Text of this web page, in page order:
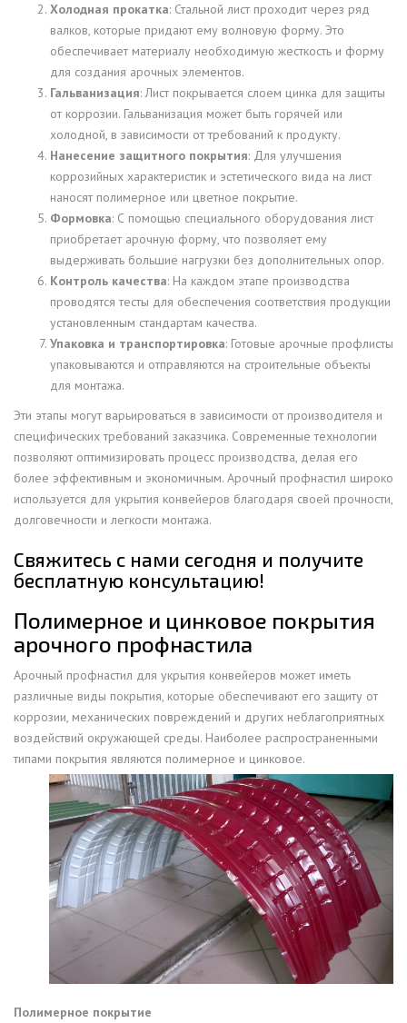
Холодная прокатка: Стальной лист проходит через ряд
валков, которые придают ему волновую форму. Это
обеспечивает материалу необходимую жесткость и форму
для создания арочных элементов.
Гальванизация: Лист покрывается слоем цинка для защиты
от коррозии. Гальванизация может быть горячей или
холодной, в зависимости от требований к продукту.
Нанесение защитного покрытия: Для улучшения
коррозийных характеристик и эстетического вида на лист
наносят полимерное или цветное покрытие.
Формовка: С помощью специального оборудования лист
приобретает арочную форму, что позволяет ему
выдерживать большие нагрузки без дополнительных опор.
Контроль качества: На каждом этапе производства
проводятся тесты для обеспечения соответствия продукции
установленным стандартам качества.
Упаковка и транспортировка: Готовые арочные профлисты
упаковываются и отправляются на строительные объекты
для монтажа.
Эти этапы могут варьироваться в зависимости от производителя и
специфических требований заказчика. Современные технологии
позволяют оптимизировать процесс производства, делая его
более эффективным и экономичным. Арочный профнастил широко
используется для укрытия конвейеров благодаря своей прочности,
долговечности и легкости монтажа.
Свяжитесь с нами сегодня и получите
бесплатную консультацию!
Полимерное и цинковое покрытия
арочного профнастила
Арочный профнастил для укрытия конвейеров может иметь
различные виды покрытия, которые обеспечивают его защиту от
коррозии, механических повреждений и других неблагоприятных
воздействий окружающей среды. Наиболее распространенными
типами покрытия являются полимерное и цинковое.
Полимерное покрытие